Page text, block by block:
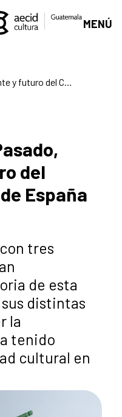
MENÚ
del
España
tres
de esta
distintas
la
tenido
cultural en